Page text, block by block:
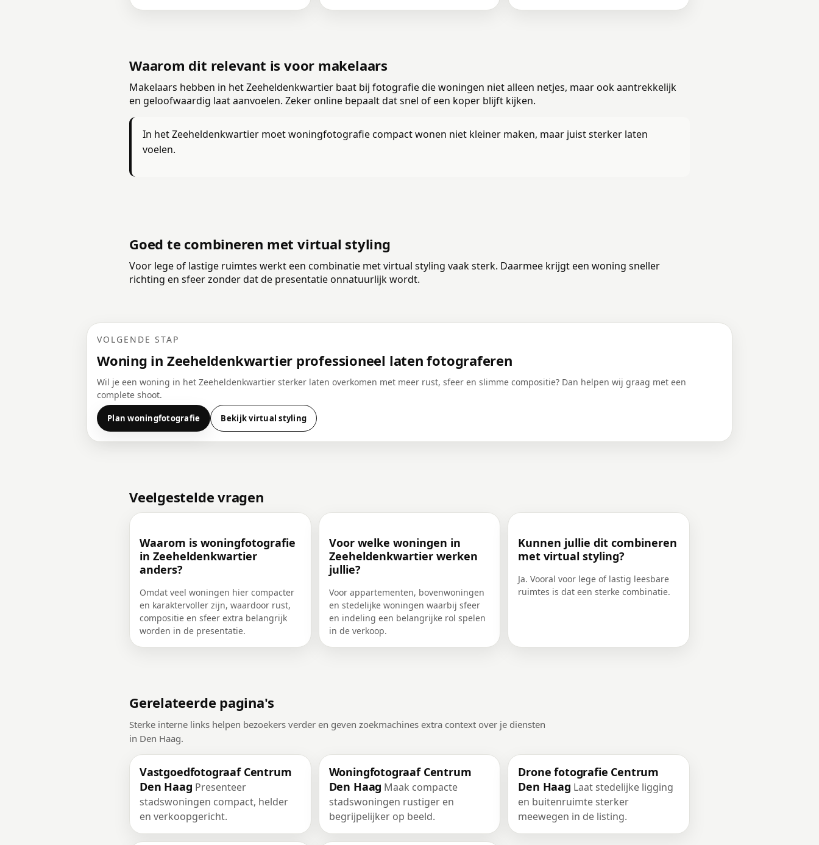
Waarom dit relevant is voor makelaars
Makelaars hebben in het Zeeheldenkwartier baat bij fotografie die woningen niet alleen netjes, maar ook aantrekkelijk
en geloofwaardig laat aanvoelen. Zeker online bepaalt dat snel of een koper blijft kijken.
In het Zeeheldenkwartier moet woningfotografie compact wonen niet kleiner maken, maar juist sterker laten
voelen.
Goed te combineren met virtual styling
Voor lege of lastige ruimtes werkt een combinatie met virtual styling vaak sterk. Daarmee krijgt een woning sneller
richting en sfeer zonder dat de presentatie onnatuurlijk wordt.
VOLGENDE STAP
Woning in Zeeheldenkwartier professioneel laten fotograferen
Wil je een woning in het Zeeheldenkwartier sterker laten overkomen met meer rust, sfeer en slimme compositie? Dan helpen wij graag met een
complete shoot.
Plan woningfotografie Bekijk virtual styling
Veelgestelde vragen
Waarom is woningfotografie
in Zeeheldenkwartier
anders?
Omdat veel woningen hier compacter
en karaktervoller zijn, waardoor rust,
compositie en sfeer extra belangrijk
worden in de presentatie.
Voor welke woningen in
Zeeheldenkwartier werken
jullie?
Voor appartementen, bovenwoningen
en stedelijke woningen waarbij sfeer
en indeling een belangrijke rol spelen
in de verkoop.
Kunnen jullie dit combineren
met virtual styling?
Ja. Vooral voor lege of lastig leesbare
ruimtes is dat een sterke combinatie.
Gerelateerde pagina's
Sterke interne links helpen bezoekers verder en geven zoekmachines extra context over je diensten
in Den Haag.
Vastgoedfotograaf Centrum
Den Haag Presenteer
stadswoningen compact, helder
en verkoopgericht.
Woningfotograaf Centrum
Den Haag Maak compacte
stadswoningen rustiger en
begrijpelijker op beeld.
Drone fotografie Centrum
Den Haag Laat stedelijke ligging
en buitenruimte sterker
meewegen in de listing.